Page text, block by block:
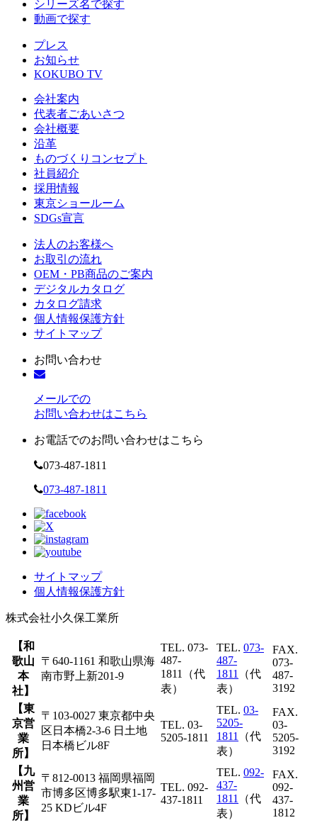
シリーズ名で探す
動画で探す
プレス
お知らせ
KOKUBO TV
会社案内
代表者ごあいさつ
会社概要
沿革
ものづくりコンセプト
社員紹介
採用情報
東京ショールーム
SDGs宣言
法人のお客様へ
お取引の流れ
OEM・PB商品のご案内
デジタルカタログ
カタログ請求
個人情報保護方針
サイトマップ
お問い合わせ
メールでの
お問い合わせはこちら
お電話でのお問い合わせはこちら
073-487-1811
073-487-1811
サイトマップ
個人情報保護方針
株式会社小久保工業所
【和
歌山
本
社】
〒640-1161 和歌山県海
南市野上新201-9
TEL. 073-
487-
1811（代
表）
TEL. 073-
487-
1811
（代
表）
FAX.
073-
487-
3192
【東
京営
業
所】
〒103-0027 東京都中央
区日本橋2-3-6 日土地
日本橋ビル8F
TEL. 03-
5205-1811
TEL. 03-
5205-
1811
（代
表）
FAX.
03-
5205-
3192
【九
州営
業
所】
〒812-0013 福岡県福岡
市博多区博多駅東1-17-
25 KDビル4F
TEL. 092-
437-1811
TEL. 092-
437-
1811
（代
表）
FAX.
092-
437-
1812